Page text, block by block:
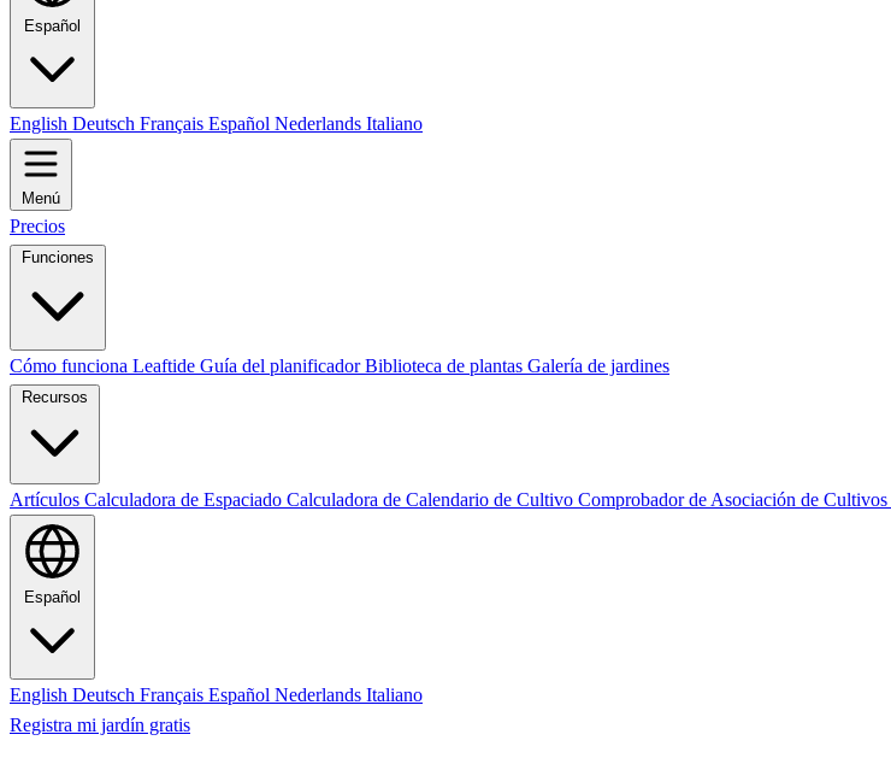
Español
English Deutsch Français Español Nederlands Italiano
Menú
Precios
Funciones
Cómo funciona Leaftide Guía del planificadorBiblioteca de plantas Galería de jardines
Recursos
Artículos Calculadora de Espaciado Calculadora de Calendario de Cultivo Comprobador de Asociación de Cultivos
Español
English Deutsch Français Español Nederlands Italiano
Registra mi jardín gratis